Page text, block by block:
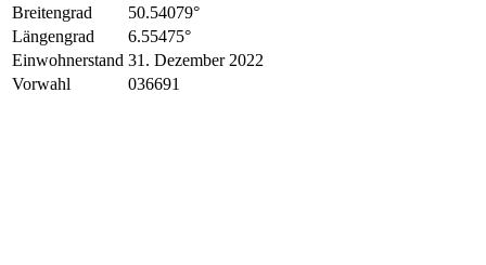
Breitengrad
50.54079°
Längengrad
6.55475°
Einwohnerstand 31. Dezember 2022
Vorwahl
036691